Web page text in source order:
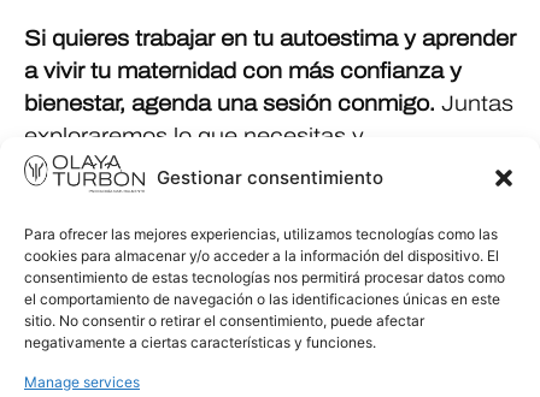
Gestionar consentimiento
Para ofrecer las mejores experiencias, utilizamos tecnologías como las
cookies para almacenar y/o acceder a la información del dispositivo. El
consentimiento de estas tecnologías nos permitirá procesar datos como
el comportamiento de navegación o las identificaciones únicas en este
sitio. No consentir o retirar el consentimiento, puede afectar
negativamente a ciertas características y funciones.
Manage services
Si quieres trabajar en tu autoestima y aprender
a vivir tu maternidad con más confianza y
bienestar, agenda una sesión conmigo. Juntas
exploraremos lo que necesitas y
encontraremos herramientas para que te
Puedes reservar tu sesión
https://turbonpsicologaonline.com/ o
escribirme para más información.
Recuerda: tú también importas.La maternidad
no tiene que ser una entrega incondicional que